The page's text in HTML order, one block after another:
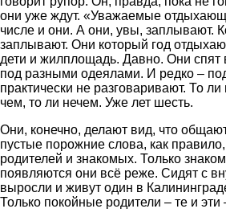
они уже ждут. «Уважаемые
числе и они. А они, увы, заплывают.
заплывают. Они который год
дети и жилплощадь. Давно. Они спят
под разными одеялами. И редко –
практически не разговаривают. То
чем, то ли нечем. Уже лет шесть.
Они, конечно, делают вид, что
пустые порожние слова, как
родителей и знакомых. Только
появляются они всё реже. Сидят с
выросли и живут один в
Только покойные родители – те и